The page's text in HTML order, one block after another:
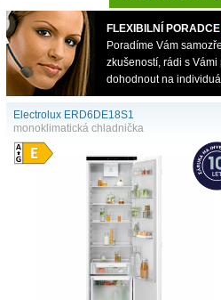
FLEXIBILNÍ PORADCE
Poradíme Vám
zkušeností, rádi s
dohodnout na
Electrolux ERD6DE18S1
monoklimatická chladnička